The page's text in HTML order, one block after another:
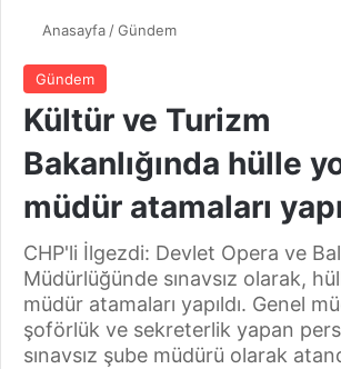
Anasayfa /Gündem
Gündem
Kültür ve Turizm
Bakanlığında hülle
müdür atamaları
CHP'li İlgezdi: Devlet Opera ve
Müdürlüğünde sınavsız olarak,
müdür atamaları yapıldı. Genel
şoförlük ve sekreterlik yapan
sınavsız şube müdürü olarak